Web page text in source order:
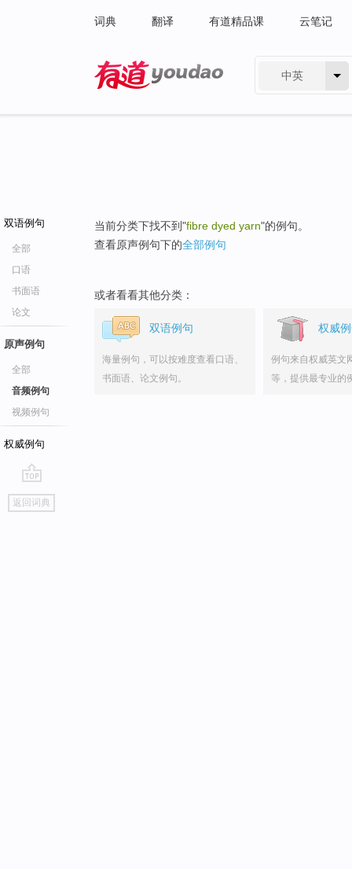
词典 翻译 有道精品课 云笔记
中英
双语例句
全部
口语
书面语
论文
原声例句
全部
音频例句
视频例句
权威例句
go
top
返回词典
当前分类下找不到"fibre dyed yarn"的例句。
查看原声例句下的全部例句
或者看看其他分类：
双语例句
海量例句，可以按难度查看口语、
书面语、论文例句。
权威
例句来自权威英文
等，提供最专业的